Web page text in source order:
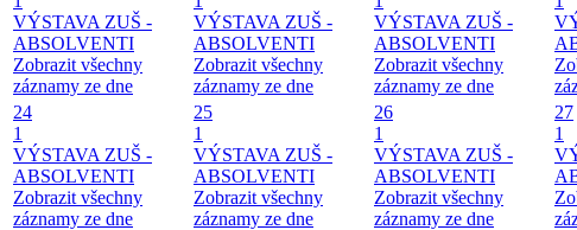
VÝSTAVA ZUŠ -
ABSOLVENTI
Zobrazit všechny
záznamy ze dne
VÝSTAVA ZUŠ -
ABSOLVENTI
Zobrazit všechny
záznamy ze dne
VÝSTAVA ZUŠ -
ABSOLVENTI
Zobrazit všechny
záznamy ze dne
24
1
VÝSTAVA ZUŠ -
ABSOLVENTI
Zobrazit všechny
záznamy ze dne
25
1
VÝSTAVA ZUŠ -
ABSOLVENTI
Zobrazit všechny
záznamy ze dne
26
1
VÝSTAVA ZUŠ -
ABSOLVENTI
Zobrazit všechny
záznamy ze dne
27
1